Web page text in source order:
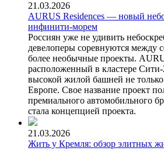
21.03.2026
AURUS Residences — новый
инфинити-морем
Россиян уже не удивить
девелоперы соревнуются между
более необычные проекты.
расположенный в кластере
высокой жилой башней не
Европе. Свое название проект
премиального автомобильного
стала концепцией проекта.
21.03.2026
Жить у Кремля: обзор элитных